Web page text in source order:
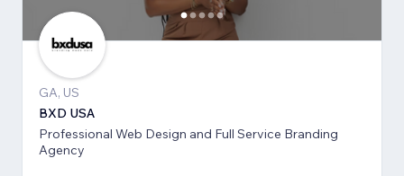
GA, US
BXD USA
Professional Web Design and Full Service Branding
Agency